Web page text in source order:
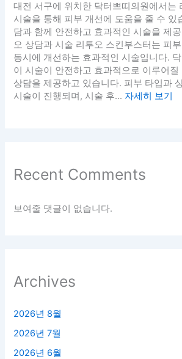
대전 서구에 위치한 닥터쁘띠의원에서는
시술을 통해 피부 개선에 도움을 줄 수 있
담과 함께 안전하고 효과적인 시술을 제
오 상담과 시술 리투오 스킨부스터는 피
동시에 개선하는 효과적인 시술입니다.
이 시술이 안전하고 효과적으로 이루어질
상담을 제공하고 있습니다. 피부 타입과
시술이 진행되며, 시술 후... 자세히 보기
Recent Comments
보여줄 댓글이 없습니다.
Archives
2026년 8월
2026년 7월
2026년 6월